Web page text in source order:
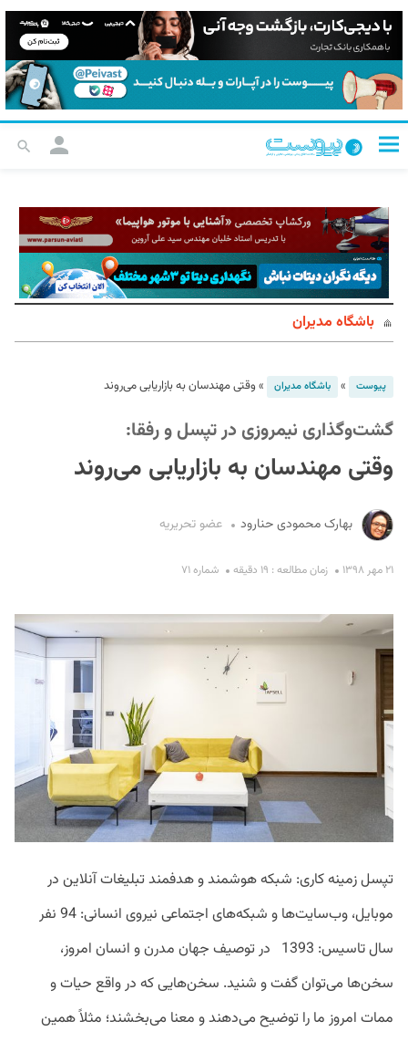
باشگاه مدیران
پیوست » باشگاه مدیران » وقتی مهندسان به بازاریابی می‌روند
گشت‌وگذاری نیمروزی در تپسل و رفقا:
وقتی مهندسان به بازاریابی می‌روند
بهارک محمودی حنارود عضو تحریریه
۲۱ مهر ۱۳۹۸ زمان مطالعه : ۱۹ دقیقه شماره ۷۱
تپسل زمینه کاری: شبکه هوشمند و هدفمند تبلیغات آنلاین در
موبایل، وب‌سایت‌ها و شبکه‌های اجتماعی نیروی انسانی: 94 نفر
سال تاسیس: 1393 در توصیف جهان مدرن و انسان امروز،
سخن‌ها می‌توان گفت و شنید. سخن‌هایی که در واقع حیات و
ممات امروز ما را توضیح می‌دهند و معنا می‌بخشند؛ مثلاً همین